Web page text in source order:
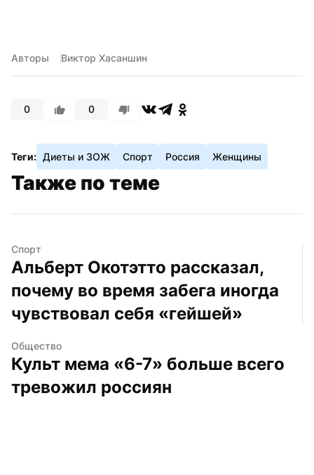
Авторы Виктор Хасаншин
0 0
Теги: Диеты и ЗОЖ Спорт Россия Женщины
Также по теме
Спорт
Альберт Окотэтто рассказал,
почему во время забега иногда
чувствовал себя «гейшей»
Общество
Культ мема «6-7» больше всего
тревожил россиян